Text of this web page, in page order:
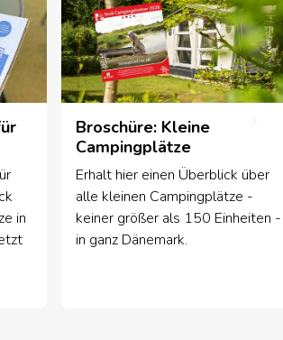
in
Broschüre: Kleine
Campingplätze
Erhalt hier einen Überblick über
alle kleinen Campingplätze -
keiner größer als 150 Einheiten -
in ganz Dänemark.